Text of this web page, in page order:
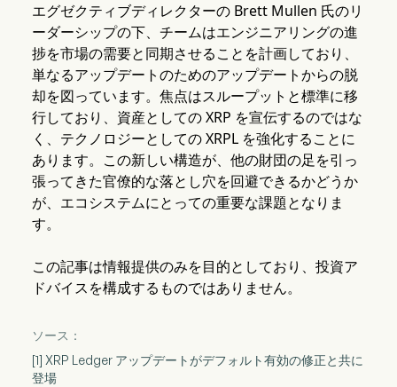
エグゼクティブディレクターの Brett Mullen 氏のリ
ーダーシップの下、チームはエンジニアリングの進
捗を市場の需要と同期させることを計画しており、
単なるアップデートのためのアップデートからの脱
却を図っています。焦点はスループットと標準に移
行しており、資産としての XRP を宣伝するのではな
く、テクノロジーとしての XRPL を強化することに
あります。この新しい構造が、他の財団の足を引っ
張ってきた官僚的な落とし穴を回避できるかどうか
が、エコシステムにとっての重要な課題となりま
す。
この記事は情報提供のみを目的としており、投資ア
ドバイスを構成するものではありません。
ソース：
[1] XRP Ledger アップデートがデフォルト有効の修正と共に
登場